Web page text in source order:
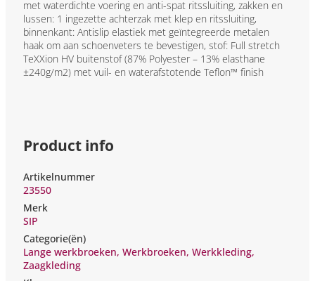
met waterdichte voering en anti-spat ritssluiting, zakken en
lussen: 1 ingezette achterzak met klep en ritssluiting,
binnenkant: Antislip elastiek met geïntegreerde metalen
haak om aan schoenveters te bevestigen, stof: Full stretch
TeXXion HV buitenstof (87% Polyester – 13% elasthane
±240g/m2) met vuil- en waterafstotende Teflon™ finish
Product info
Artikelnummer
23550
Merk
SIP
Categorie(ën)
Lange werkbroeken, Werkbroeken, Werkkleding,
Zaagkleding